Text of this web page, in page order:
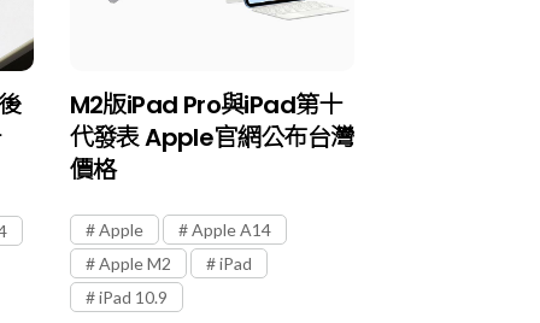
M2版iPad Pro與iPad第十
代發表 Apple官網公布台灣
價格
Apple
Apple A14
Apple M2
iPad
iPad 10.9